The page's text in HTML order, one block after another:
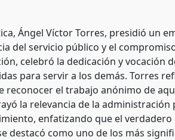
Ángel Víctor Torres, presidió un
del servicio público y el
celebró la dedicación y vocación
para servir a los demás. Torres
el trabajo anónimo de
la relevancia de la administración
enfatizando que el
destacó como uno de los más